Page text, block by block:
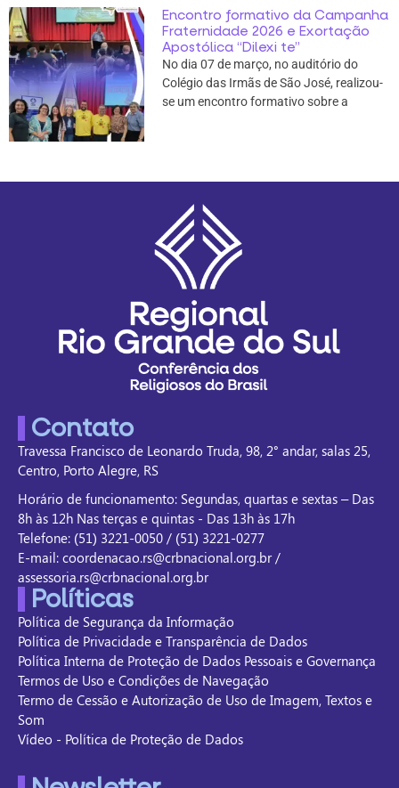
Encontro formativo da Campanha
Fraternidade 2026 e Exortação
Apostólica “Dilexi te”
No dia 07 de março, no auditório do
Colégio das Irmãs de São José, realizou-
se um encontro formativo sobre a
Contato
Travessa Francisco de Leonardo Truda, 98, 2° andar, salas 25,
Centro, Porto Alegre, RS
Horário de funcionamento: Segundas, quartas e sextas – Das
8h às 12h Nas terças e quintas - Das 13h às 17h
Telefone: (51) 3221-0050 / (51) 3221-0277
E-mail: coordenacao.rs@crbnacional.org.br /
assessoria.rs@crbnacional.org.br
Políticas
Política de Segurança da Informação
Política de Privacidade e Transparência de Dados
Política Interna de Proteção de Dados Pessoais e Governança
Termos de Uso e Condições de Navegação
Termo de Cessão e Autorização de Uso de Imagem, Textos e
Som
Vídeo - Política de Proteção de Dados